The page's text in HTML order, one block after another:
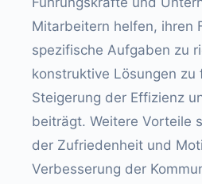
Mitarbeitern helfen, ihren
spezifische Aufgaben zu
konstruktive Lösungen zu
Steigerung der Effizienz
beiträgt. Weitere Vorteile
der Zufriedenheit und
Verbesserung der